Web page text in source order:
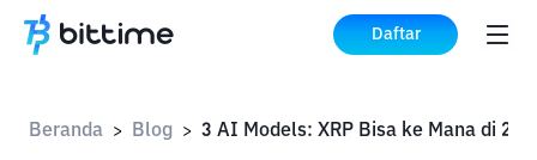
Daftar
Beranda > Blog >